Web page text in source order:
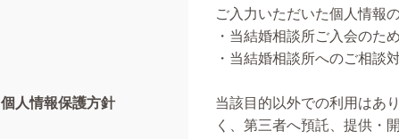
個人情報保護方針
ご入力いただいた個人情報
・当結婚相談所ご入会のため
・当結婚相談所へのご相談
当該目的以外での利用はあ
く、第三者へ預託、提供・